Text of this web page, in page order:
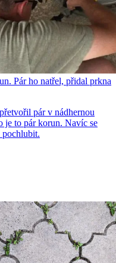
Pár ho natřel, přidal prkna
pár v nádhernou
je to pár korun. Navíc se
pochlubit.